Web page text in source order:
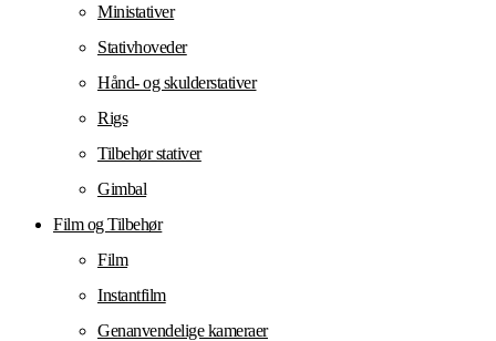
Ministativer
Stativhoveder
Hånd- og skulderstativer
Rigs
Tilbehør stativer
Gimbal
Film og Tilbehør
Film
Instantfilm
Genanvendelige kameraer